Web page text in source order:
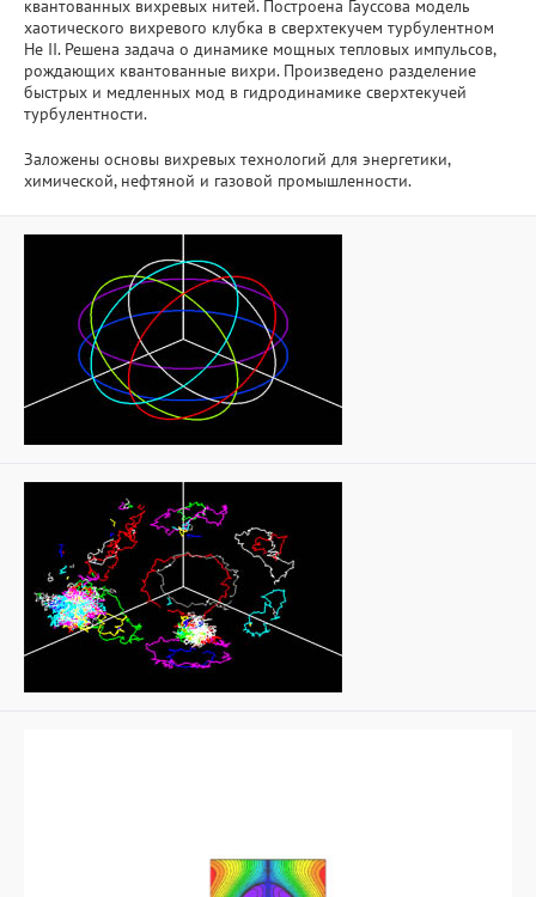
квантованных вихревых нитей. Построена Гауссова модель
хаотического вихревого клубка в сверхтекучем турбулентном
Не II. Решена задача о динамике мощных тепловых импульсов,
рождающих квантованные вихри. Произведено разделение
быстрых и медленных мод в гидродинамике сверхтекучей
турбулентности.
Заложены основы вихревых технологий для энергетики,
химической, нефтяной и газовой промышленности.